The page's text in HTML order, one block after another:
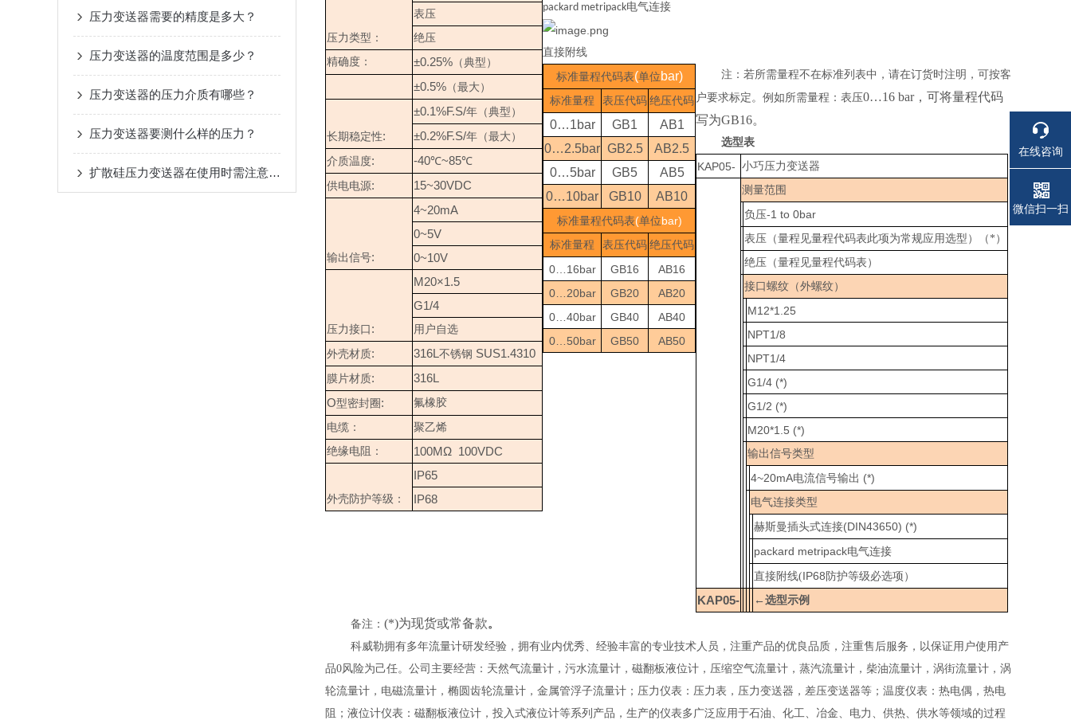
压力变送器需要的精度是多大？
压力变送器的温度范围是多少？
压力变送器的压力介质有哪些？
压力变送器要测什么样的压力？
扩散硅压力变送器在使用时需注意几种情况？
压力类型：
表压
绝压
精确度：
±0.25% （典型）
±0.5% （最大）
长期稳定性:
±0.1%F.S/年（典型）
±0.2%F.S/年（最大）
介质温度: -40℃~85℃
供电电源: 15~30VDC
输出信号:
4~20mA
0~5V
0~10V
压力接口 :
M20×1.5
G1/4
用户自选
外壳材质: 316L不锈钢 SUS1.4310
膜片材质:
316L
O型密封圈 : 氟橡胶
电缆：
聚乙烯
绝缘电阻：
100MΩ 100VDC
外壳防护等级：
IP65
IP68
packard metripack电气连接
直接附线
标准量程代码表(单位 bar)
标准量程 表压代码 绝压代码
0…1bar GB1
AB1
0…2.5bar GB2.5
AB2.5
0…5bar
GB5
AB5
0…10bar
GB10 AB10
标准量程代码表(单位bar)
标准量程 表压代码 绝压代码
0…16bar GB16
AB16
0…20bar
GB20
AB20
0…40bar
GB40
AB40
0…50bar
GB50 AB50
注：若所需量程不在标准列表中，请在订货时注明，可按客
户要求标定。例如所需量程：表压0…16 bar，可将量程代码
写为GB16。
选型表
KAP05- 小巧压力变送器
测量范围
负压-1 to 0bar
表压（量程见量程代码表此项为常规应用选型）（ *）
绝压（量程见量程代码表）
接口螺纹（外螺纹）
M12*1.25
NPT1/8
NPT1/4
G1/4 (*)
G1/2 (*)
M20*1.5 (*)
输出信号类型
4~20mA电流信号输出 (*)
电气连接类型
赫斯曼插头式连接(DIN43650) (*)
packard metripack电气连接
直接附线(IP68 防护等级必选项）
KAP05-
←选型示例
备注： (*)为现货或常备款。
科威勒拥有多年流量计研发经验 ， 拥有业内优秀、经验丰富的专业技术人员，注重产品的优良品质，注重售后服务，以保证用户使用产
品0风险为己任。公司主要经营：天然气流量计，污水流量计，磁翻板液位计，压缩空气流量计，蒸汽流量计，柴油流量计，涡街流量计，涡
轮流量计，电磁流量计，椭圆齿轮流量计，金属管浮子流量计；压力仪表：压力表，压力变送器，差压变送器等；温度仪表：热电偶，热电
阻；液位计仪表：磁翻板液位计，投入式液位计等系列产品，生产的仪表多广泛应用于石油、化工、冶金、电力、供热、供水等领域的过程
在线咨询
微信扫一扫